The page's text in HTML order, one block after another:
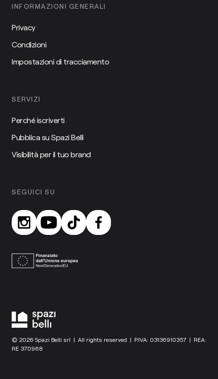
INFORMAZIONI GENERALI
Privacy
Condizioni
Impostazioni di tracciamento
SERVIZI
Perché iscriverti
Pubblica su Spazi Belli
Visibilità per il tuo brand
SEGUICI SU
© 2026 Spazi Belli srl | All rights reserved | P.IVA: 03136910357 | REA:
RE 370968